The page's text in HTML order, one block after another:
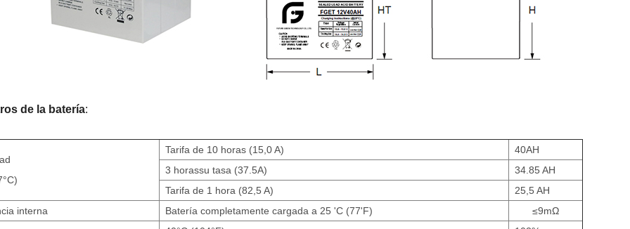
de la batería:
Tarifa de 10 horas (15,0 A)
40AH
3 horassu tasa (37.5A)
34.85 AH
Tarifa de 1 hora (82,5 A)
25,5 AH
interna
Batería completamente cargada a 25 'C (77'F) ≤9mΩ